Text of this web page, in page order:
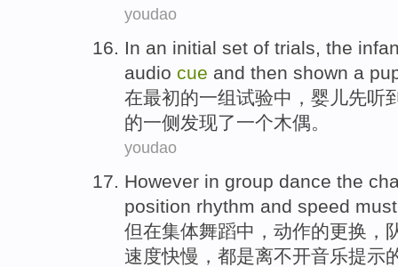
youdao
In an initial set of trials, the
audio cue and then shown a
在最初的一组试验中 ， 婴儿先听
的一侧 发现了一个木偶。
youdao
However in group dance the
position rhythm and speed
但在集体舞蹈中 ， 动作的更换，
速度快慢 ，都是离不开音乐提示